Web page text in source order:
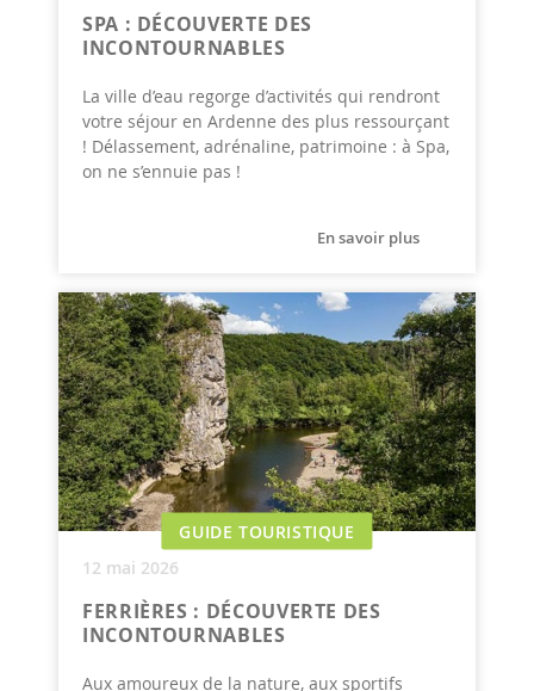
SPA : DÉCOUVERTE DES
INCONTOURNABLES
La ville d’eau regorge d’activités qui rendront
votre séjour en Ardenne des plus ressourçant
! Délassement, adrénaline, patrimoine : à Spa,
on ne s’ennuie pas !
En savoir plus
GUIDE TOURISTIQUE
12 mai 2026
FERRIÈRES : DÉCOUVERTE DES
INCONTOURNABLES
Aux amoureux de la nature, aux sportifs